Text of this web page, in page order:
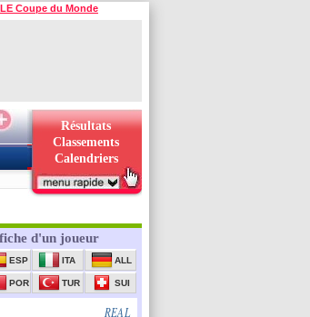
Coupe du Monde
Résultats
Classements
Calendriers